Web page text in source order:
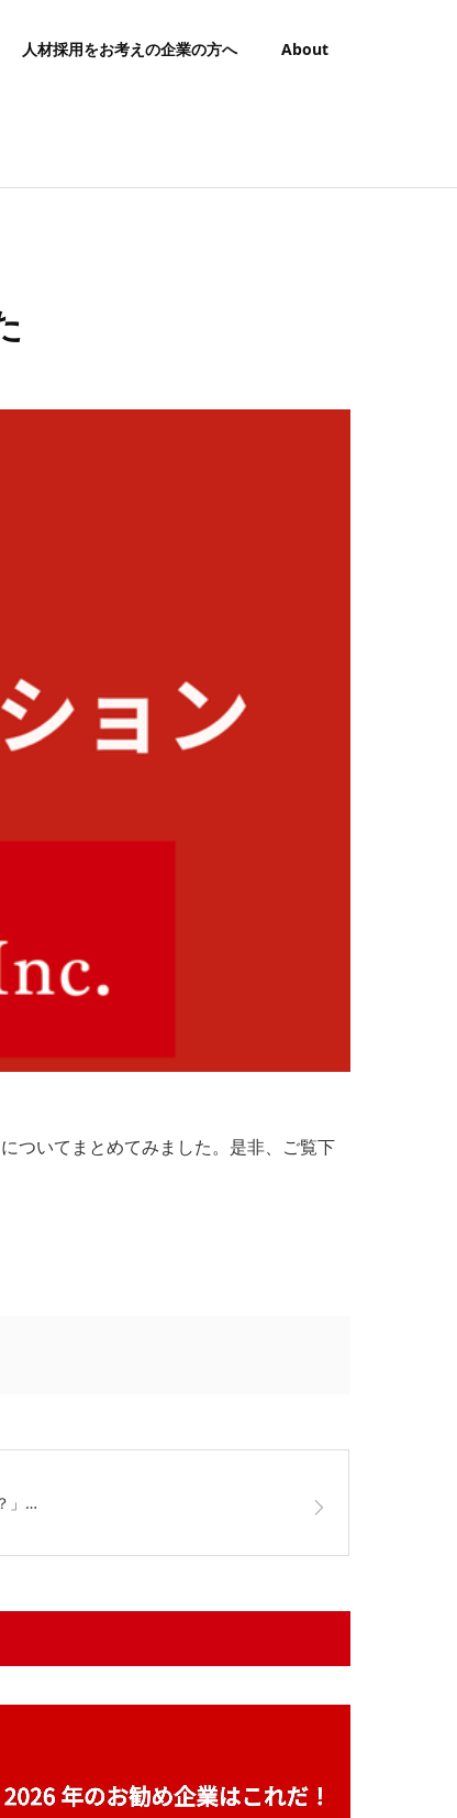
人材採用をお考えの企業の方へ About
ついてまとめてみました。是非、ご覧下
」…